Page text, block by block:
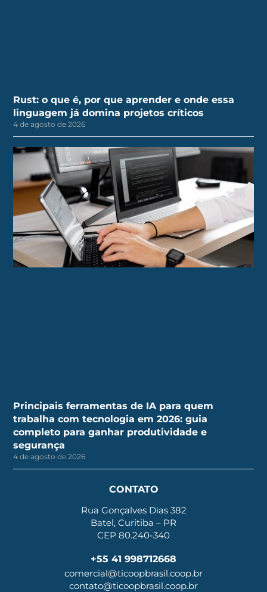
Rust: o que é, por que aprender e onde essa
linguagem já domina projetos críticos
4 de agosto de 2026
Principais ferramentas de IA para quem
trabalha com tecnologia em 2026: guia
completo para ganhar produtividade e
segurança
4 de agosto de 2026
CONTATO
Rua Gonçalves Dias 382
Batel, Curitiba – PR
CEP 80.240-340
+55 41 998712668
comercial@ticoopbrasil.coop.br
contato@ticoopbrasil.coop.br